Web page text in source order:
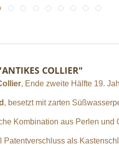
COLLIER"
, Ende zweite Hälfte 19.
, besetzt mit zarten
Kombination aus Perlen und
Patentverschluss als